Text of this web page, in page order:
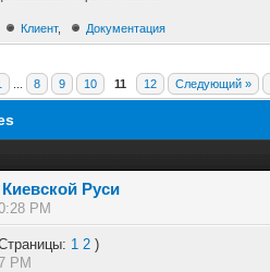
Клиент, Документация
8 9 10 11 12 Следующий »
Руси
PM
в среднем
345
1 2 )
PM
в среднем
345